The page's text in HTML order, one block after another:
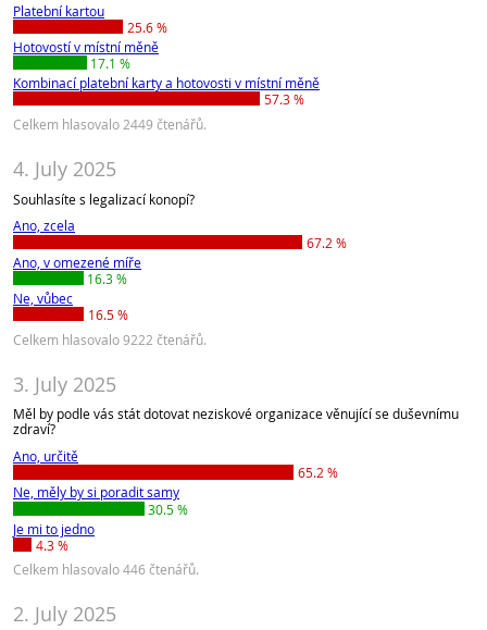
Platební kartou
25.6 %
Hotovostí v místní měně
17.1 %
Kombinací platební karty a hotovosti v místní měně
57.3 %
Celkem hlasovalo 2449 čtenářů.
4. July 2025
Souhlasíte s legalizací konopí?
Ano, zcela
67.2 %
Ano, v omezené míře
16.3 %
Ne, vůbec
16.5 %
Celkem hlasovalo 9222 čtenářů.
3. July 2025
Měl by podle vás stát dotovat neziskové organizace věnující se duševnímu
zdraví?
Ano, určitě
65.2 %
Ne, měly by si poradit samy
30.5 %
Je mi to jedno
4.3 %
Celkem hlasovalo 446 čtenářů.
2. July 2025